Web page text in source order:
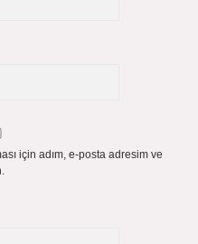
için adım, e-posta adresim ve